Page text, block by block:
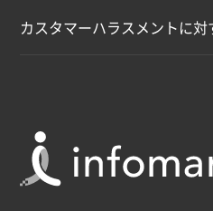
カスタマーハラスメントに